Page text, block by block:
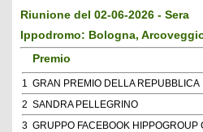
Riunione del 02-06-2026 - Sera
Ippodromo: Bologna,
Premio
1 GRAN PREMIO DELLA REPUBBLICA
2 SANDRA PELLEGRINO
3 GRUPPO FACEBOOK HIPPOGROUP